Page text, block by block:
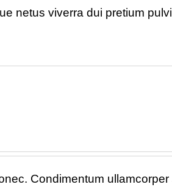
netus viverra dui pretium
Condimentum